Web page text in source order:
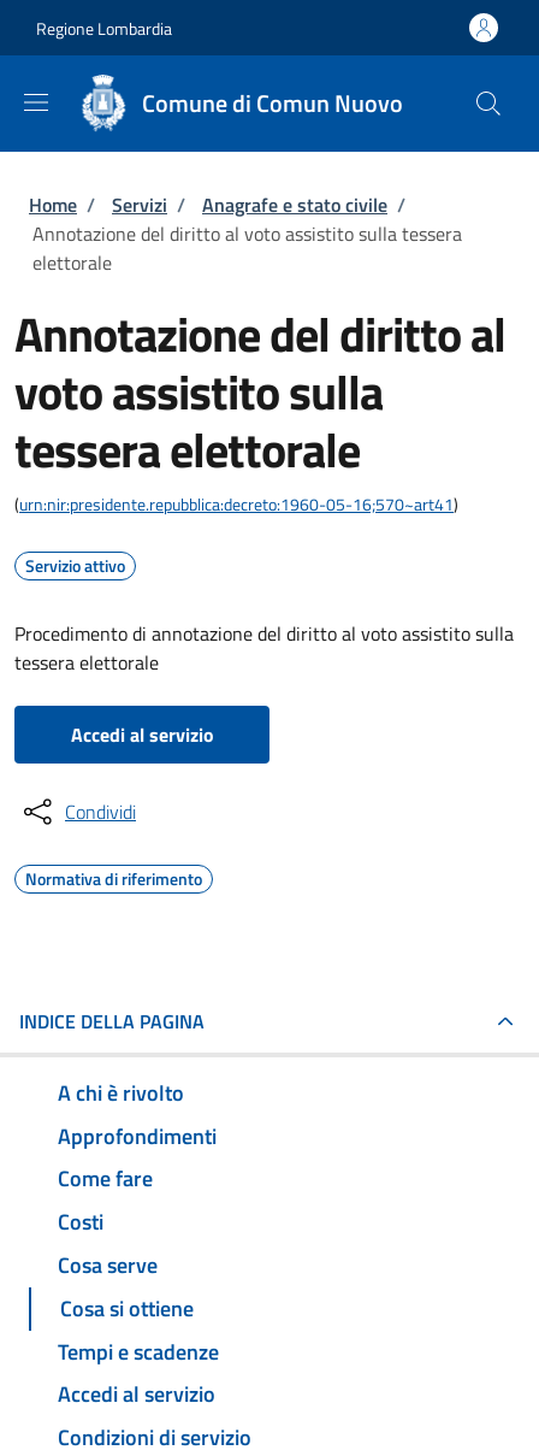
Regione Lombardia
Comune di Comun Nuovo
Briciole di pane
Home / Servizi / Anagrafe e stato civile /
Annotazione del diritto al voto assistito sulla tessera
elettorale
Annotazione del diritto al
voto assistito sulla
tessera elettorale
(urn:nir:presidente.repubblica:decreto:1960-05-16;570~art41)
Servizio attivo
Procedimento di annotazione del diritto al voto assistito sulla
tessera elettorale
Accedi al servizio
Condividi
Normativa di riferimento
INDICE DELLA PAGINA
A chi è rivolto
Approfondimenti
Come fare
Costi
Cosa serve
Cosa si ottiene
Tempi e scadenze
Accedi al servizio
Condizioni di servizio